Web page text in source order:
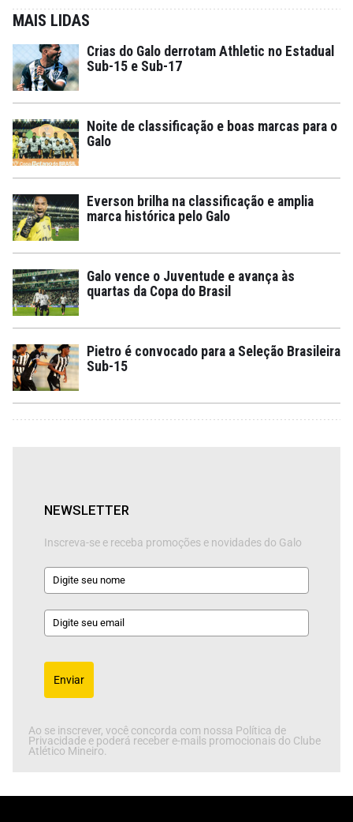
MAIS LIDAS
Crias do Galo derrotam Athletic no Estadual
Sub-15 e Sub-17
Noite de classificação e boas marcas para o
Galo
Everson brilha na classificação e amplia
marca histórica pelo Galo
Galo vence o Juventude e avança às
quartas da Copa do Brasil
Pietro é convocado para a Seleção Brasileira
Sub-15
NEWSLETTER
Inscreva-se e receba promoções e novidades do Galo
Enviar
Ao se inscrever, você concorda com nossa Política de
Privacidade e poderá receber e-mails promocionais do Clube
Atlético Mineiro.